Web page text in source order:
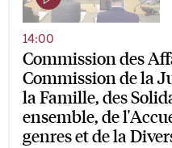
Commission des
Commission de la
la Famille, des
ensemble, de
genres et de la
14:00